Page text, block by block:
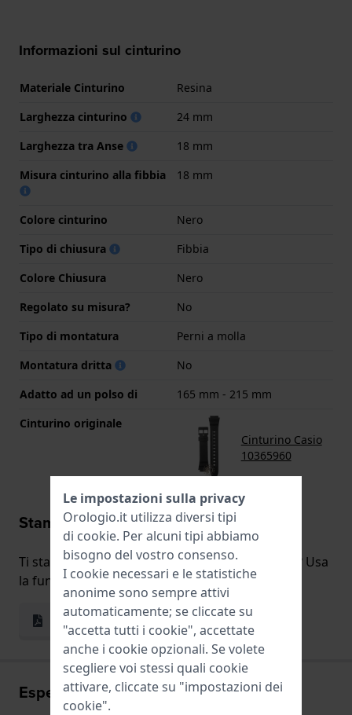
Informazioni sul cinturino
Materiale Cinturino
Resina
Larghezza cinturino
24 mm
Larghezza tra Anse
18 mm
Misura cinturino alla fibbia
18 mm
Colore cinturino
Nero
Tipo di chiusura
Fibbia
Colore Chiusura
Nero
Regolato su misura?
No
Tipo di montatura
Perni a molla
Montatura dritta
No
Adatto ad un polso di
165 mm - 215 mm
Cinturino originale
Cinturino Casio
10365960
Stampa e prova
Ti stai chiedendo come ti sta l'orologio al polso? Usa
la funzione stampa e prova.
Stampa e prova
Esperienze utente
Le impostazioni sulla privacy
Orologio.it utilizza diversi tipi
di cookie. Per alcuni tipi abbiamo
bisogno del vostro consenso.
I cookie necessari e le statistiche
anonime sono sempre attivi
automaticamente; se cliccate su
"accetta tutti i cookie", accettate
anche i cookie opzionali. Se volete
scegliere voi stessi quali cookie
attivare, cliccate su "impostazioni dei
cookie".